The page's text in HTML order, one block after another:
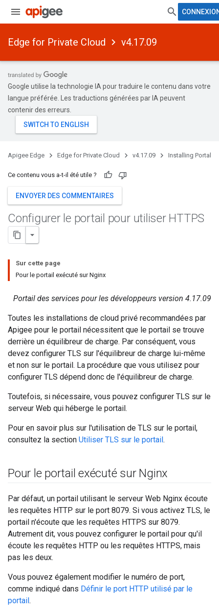
Edge for Private Cloud v4.17.09
Google utilise la technologie IA pour traduire le contenu dans votre
langue préférée. Les traductions générées par IA peuvent
contenir des erreurs.
Apigee Edge Edge for Private Cloud v4.17.09 Installing Portal
Ce contenu vous a-t-il été utile ?
ENVOYER DES COMMENTAIRES
Configurer le portail pour utiliser HTTPS
Sur cette page
Pour le portail exécuté sur Nginx
Portail des services pour les développeurs version 4.17.09
Toutes les installations de cloud privé recommandées par
Apigee pour le portail nécessitent que le portail se trouve
derrière un équilibreur de charge. Par conséquent, vous
devez configurer TLS sur l'équilibreur de charge lui-même
et non sur le portail. La procédure que vous utilisez pour
configurer TLS dépend donc de l'équilibreur de charge.
Toutefois, si nécessaire, vous pouvez configurer TLS sur le
serveur Web qui héberge le portail.
Pour en savoir plus sur l'utilisation de TLS sur le portail,
consultez la section Utiliser TLS sur le portail.
Pour le portail exécuté sur Nginx
Par défaut, un portail utilisant le serveur Web Nginx écoute
les requêtes HTTP sur le port 8079. Si vous activez TLS, le
portail n'écoute que les requêtes HTTPS sur 8079.
Autrement dit, vous pouvez configurer le portail pour qu'il
écoute les requêtes HTTP ou les requêtes HTTPS, mais
pas les deux.
Vous pouvez également modifier le numéro de port,
comme indiqué dans Définir le port HTTP utilisé par le
portail.